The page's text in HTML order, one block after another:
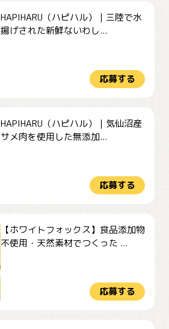
HAPIHARU（ハピハル）｜三陸で水
揚げされた新鮮ないわし...
応募する
HAPIHARU（ハピハル）｜気仙沼産
サメ肉を使用した無添加...
応募する
【ホワイトフォックス】食品添加物
不使用・天然素材でつくった ...
応募する